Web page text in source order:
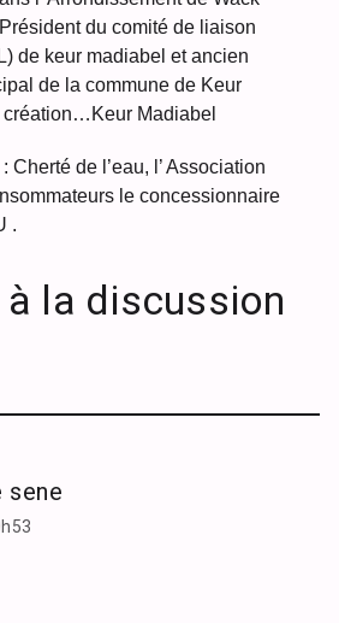
du comité de liaison
de keur madiabel et ancien
de la commune de Keur
création…Keur Madiabel
Cherté de l’eau, l’ Association
le concessionnaire
.
la discussion
sene